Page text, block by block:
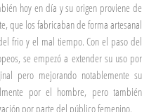
hoy en día y su origen proviene de
que los fabricaban de forma artesanal
frio y el mal tiempo. Con el paso del
se empezó a extender su uso por
pero mejorando notablemente su
por el hombre, pero también
por parte del público femenino.